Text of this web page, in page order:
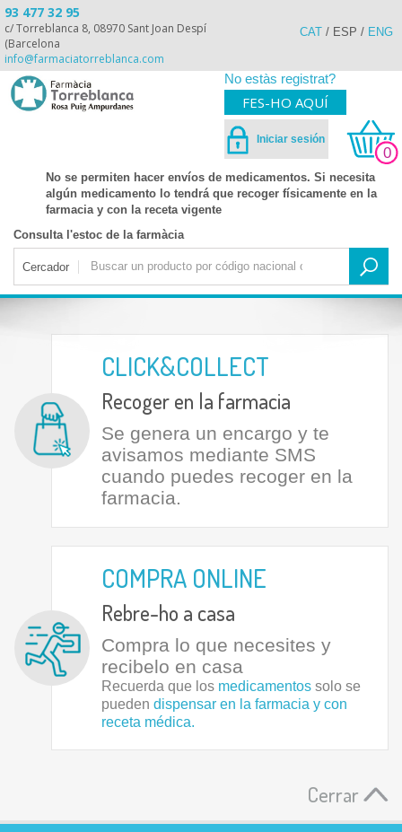
93 477 32 95
c/ Torreblanca 8, 08970 Sant Joan Despí
(Barcelona
info@farmaciatorreblanca.com
CAT / ESP / ENG
No estàs registrat?
FES-HO AQUÍ
Iniciar sesión
0
No se permiten hacer envíos de medicamentos. Si necesita
algún medicamento lo tendrá que recoger físicamente en la
farmacia y con la receta vigente
Consulta l'estoc de la farmàcia
Cercador
CLICK&COLLECT
Recoger en la farmacia
Se genera un encargo y te
avisamos mediante SMS
cuando puedes recoger en la
farmacia.
COMPRA ONLINE
Rebre-ho a casa
Compra lo que necesites y
recibelo en casa
Recuerda que los medicamentos solo se
pueden dispensar en la farmacia y con
receta médica.
Cerrar